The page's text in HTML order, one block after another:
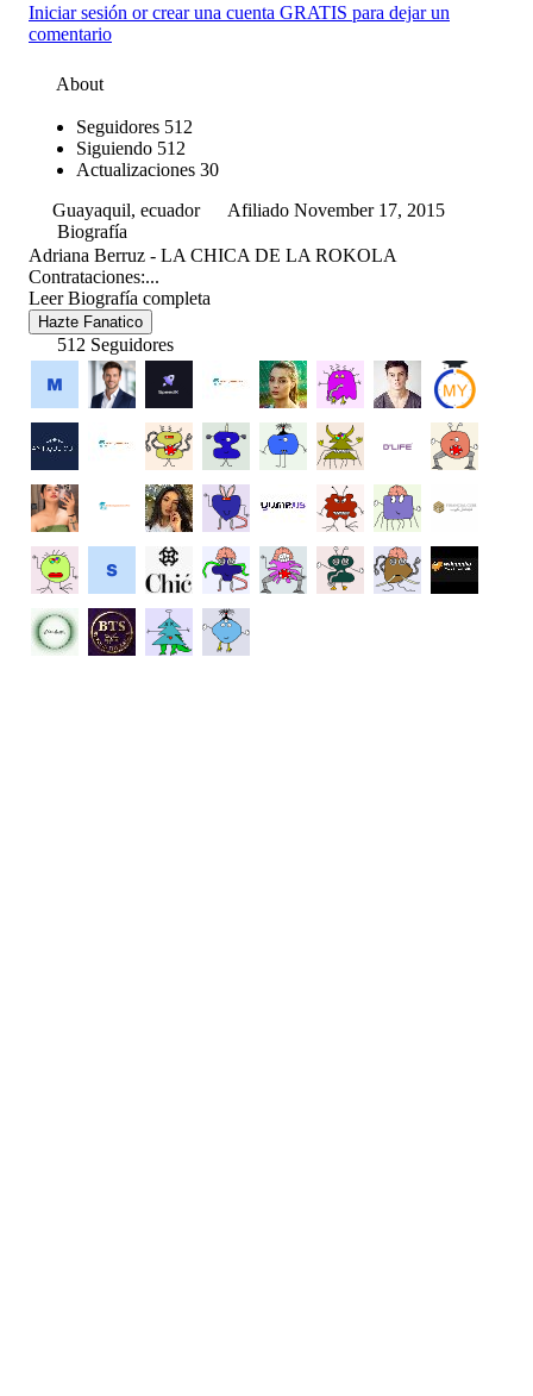
Iniciar sesión or crear una cuenta GRATIS para dejar un
comentario
About
Seguidores 512
Siguiendo 512
Actualizaciones 30
Guayaquil, ecuador
Afiliado November 17, 2015
Biografía
Adriana Berruz - LA CHICA DE LA ROKOLA
Contrataciones:...
Leer Biografía completa
Hazte Fanatico
512 Seguidores